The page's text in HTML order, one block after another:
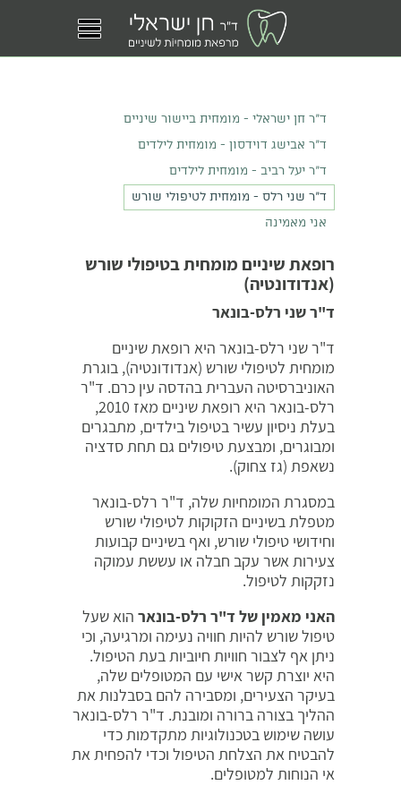
ד"ר חן ישראלי - מומחית ביישור שיניים
ד"ר אבישג דוידסון - מומחית לילדים
ד"ר יעל רביב - מומחית לילדים
ד"ר שני רלס - מומחית לטיפולי שורש
אני מאמינה
רופאת שיניים מומחית בטיפולי שורש
(אנדודונטיה)
ד"ר שני רלס-בונאר
ד"ר שני רלס-בונאר היא רופאת שיניים
מומחית לטיפולי שורש (אנדודונטיה), בוגרת
האוניברסיטה העברית בהדסה עין כרם. ד"ר
רלס-בונאר היא רופאת שיניים מאז 2010,
בעלת ניסיון עשיר בטיפול בילדים, מתבגרים
ומבוגרים, ומבצעת טיפולים גם תחת סדציה
נשאפת (גז צחוק).
במסגרת המומחיות שלה, ד"ר רלס-בונאר
מטפלת בשיניים הזקוקות לטיפולי שורש
וחידושי טיפולי שורש, ואף בשיניים קבועות
צעירות אשר עקב חבלה או עששת עמוקה
נזקקות לטיפול.
האני מאמין של ד"ר רלס-בונאר הוא שעל
טיפול שורש להיות חוויה נעימה ומרגיעה, וכי
ניתן אף לצבור חוויות חיוביות בעת הטיפול.
היא יוצרת קשר אישי עם המטופלים שלה,
בעיקר הצעירים, ומסבירה להם בסבלנות את
ההליך בצורה ברורה ומובנת. ד"ר רלס-בונאר
עושה שימוש בטכנולוגיות מתקדמות כדי
להבטיח את הצלחת הטיפול וכדי להפחית את
אי הנוחות למטופלים.